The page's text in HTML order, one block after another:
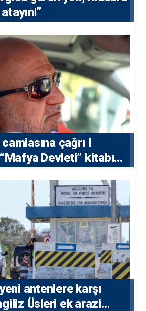
çağrı I
Devleti” kitabı
antenlere karşı
Üsleri ek arazi